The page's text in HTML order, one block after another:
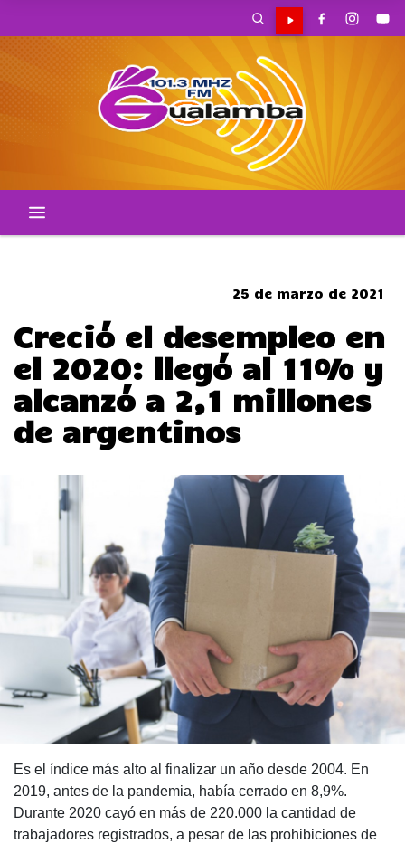
25 de marzo de 2021
Creció el desempleo en
el 2020: llegó al 11% y
alcanzó a 2,1 millones
de argentinos
Es el índice más alto al finalizar un año desde 2004. En
2019, antes de la pandemia, había cerrado en 8,9%.
Durante 2020 cayó en más de 220.000 la cantidad de
trabajadores registrados, a pesar de las prohibiciones de